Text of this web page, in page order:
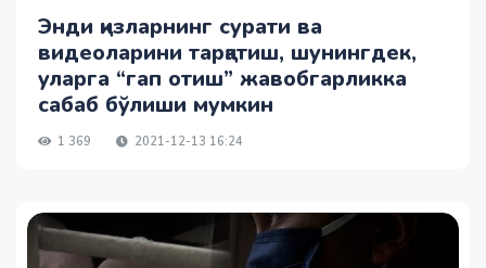
Энди қизларнинг сурати ва
видеоларини тарқатиш, шунингдек,
уларга “гап отиш” жавобгарликка
сабаб бўлиши мумкин
1 369 2021-12-13 16:24